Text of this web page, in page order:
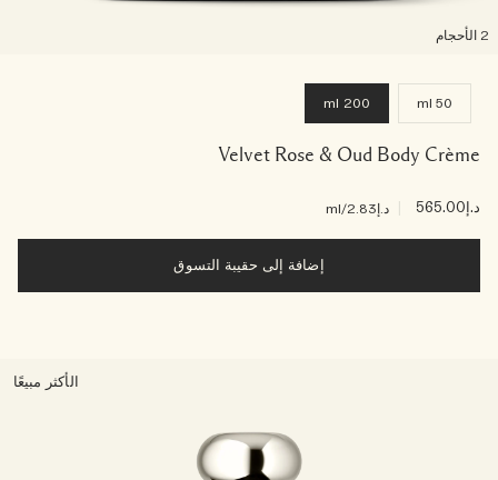
50 ml
200 ml
Velvet Rose & Oud Body Crème
د.إ565.00 د.إ2.83 /ml
إضافة إلى حقيبة التسوق
الأكثر مبيعًا